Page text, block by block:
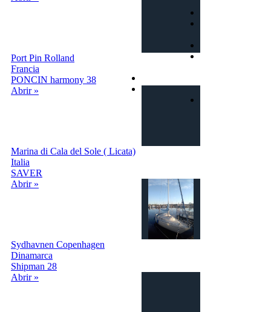
Port Pin Rolland
Francia
PONCIN harmony 38
Abrir »
Marina di Cala del Sole ( Licata)
Italia
SAVER
Abrir »
Sydhavnen Copenhagen
Dinamarca
Shipman 28
Abrir »